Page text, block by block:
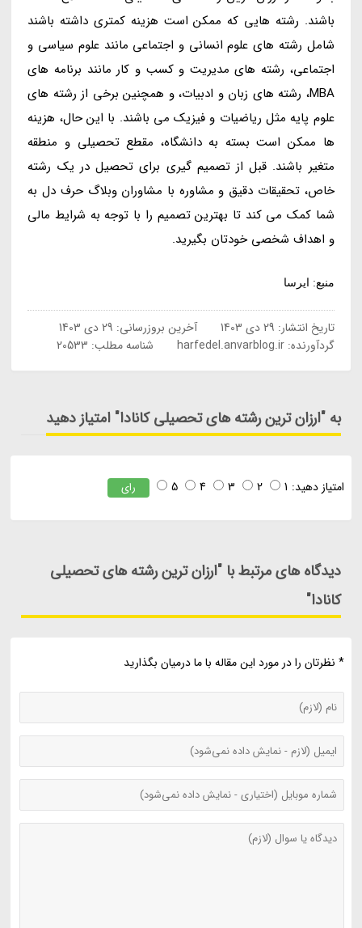
باشند. رشته هایی که ممکن است هزینه کمتری داشته باشند
شامل رشته های علوم انسانی و اجتماعی مانند علوم سیاسی و
اجتماعی، رشته های مدیریت و کسب و کار مانند برنامه های
MBA، رشته های زبان و ادبیات، و همچنین برخی از رشته های
علوم پایه مثل ریاضیات و فیزیک می باشند. با این حال، هزینه
ها ممکن است بسته به دانشگاه، مقطع تحصیلی و منطقه
متغیر باشند. قبل از تصمیم گیری برای تحصیل در یک رشته
خاص، تحقیقات دقیق و مشاوره با مشاوران وبلاگ حرف دل به
شما کمک می کند تا بهترین تصمیم را با توجه به شرایط مالی
و اهداف شخصی خودتان بگیرید.
منبع: ایرسا
تاریخ انتشار: 29 دی 1403 آخرین بروزرسانی: 29 دی 1403
گردآورنده:harfedel.anvarblog.ir شناسه مطلب: 20533
به "ارزان ترین رشته های تحصیلی کانادا" امتیاز دهید
امتیاز دهید: 1
2
3
4
5 رای
دیدگاه های مرتبط با "ارزان ترین رشته های تحصیلی
کانادا"
* نظرتان را در مورد این مقاله با ما درمیان بگذارید